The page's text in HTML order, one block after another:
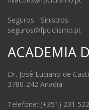
Seguros - Sinistros:
seguros@fpciclismo.pt
ACADEMIA
Dr. José Luciano de
3780-242 Anadia
Telefone: (+351) 231